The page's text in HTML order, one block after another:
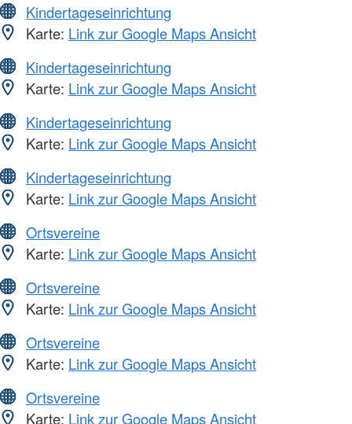
Kindertageseinrichtung
Karte: Link zur Google Maps Ansicht
Kindertageseinrichtung
Karte: Link zur Google Maps Ansicht
Kindertageseinrichtung
Karte: Link zur Google Maps Ansicht
Kindertageseinrichtung
Karte: Link zur Google Maps Ansicht
Ortsvereine
Karte: Link zur Google Maps Ansicht
Ortsvereine
Karte: Link zur Google Maps Ansicht
Ortsvereine
Karte: Link zur Google Maps Ansicht
Ortsvereine
Karte: Link zur Google Maps Ansicht